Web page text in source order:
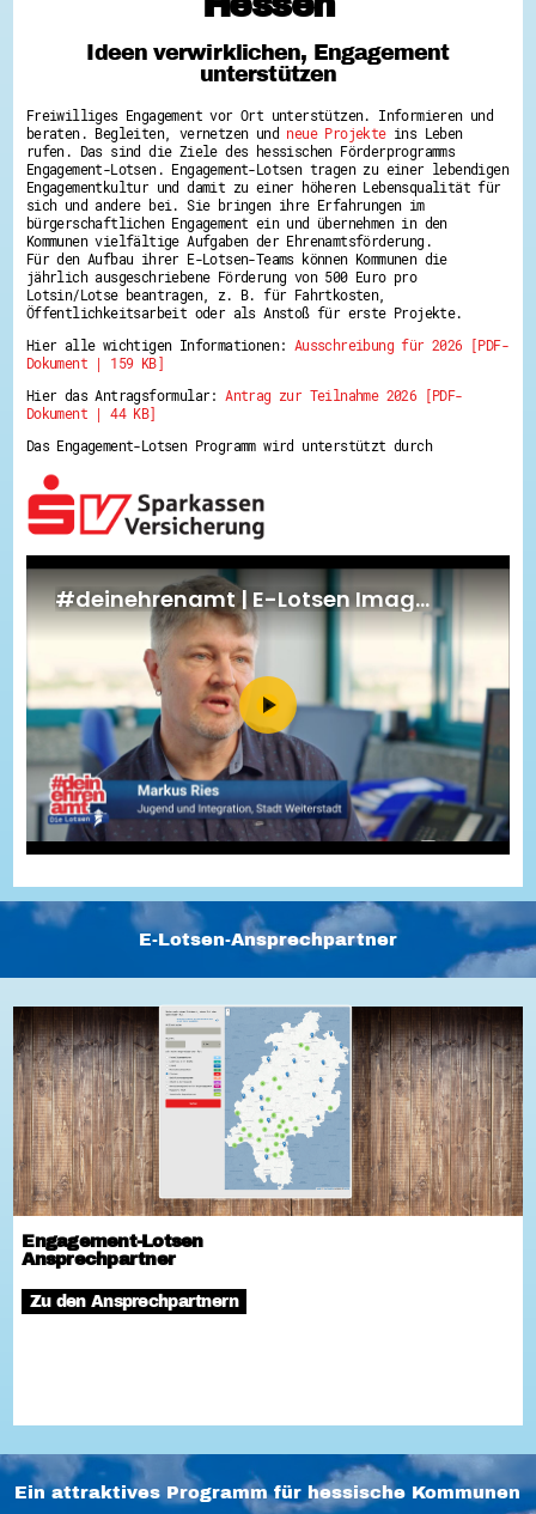
Hessen hilft Ukraine
Zeig uns dein Ehrenamt
Wettbewerb | Trikotwettbewerb
Wettbewerb | 80 Jahre Hessen - Engagement
mit Herz
8 Vereine x 80 Jahre x 1.000 €
Ausgezeichnete Projekte
Menschen des Respekts
SHARE IT: Teile deine Infos!
Gestalte dein Ehrenamt
Ehrenamts-Card Hessen
Engagement-Lotsen
Crowdfunding - Viele schaffen mehr
Ehrentag
Hessen engagiert - Digitale Themenabende
Kompetenznachweis Hessen
Service-Learning
Mach dich schlau
GEMA-Pakt
Di@-Lotsen in Hessen
Energiepreiskrise und Ehrenamt
Flüchtlingshilfe + Integration
Generationsübergreifend aktiv
Patenschaftsprojekte
Qualifizierung & Fortbildung
Stiftungen
Vereine, Spenden, Steuern - Gut zu Wissen
Versicherungsschutz
Wissenswertes rund um dein Ehrenamt
Zahlen, Daten, Fakten aus Hessen
Service
Suche
Downloads
Kontakt
Impressum
Barriere melden
Ideen verwirklichen, Engagement
unterstützen
Freiwilliges Engagement vor Ort unterstützen. Informieren und
beraten. Begleiten, vernetzen und neue Projekteins Leben
rufen. Das sind die Ziele des hessischen Förderprogramms
Engagement-Lotsen. Engagement-Lotsen tragen zu einer lebendigen
Engagementkultur und damit zu einer höheren Lebensqualität für
sich und andere bei. Sie bringen ihre Erfahrungen im
bürgerschaftlichen Engagement ein und übernehmen in den
Kommunen vielfältige Aufgaben der Ehrenamtsförderung.
Für den Aufbau ihrer E-Lotsen-Teams können Kommunen die
jährlich ausgeschriebene Förderung von 500 Euro pro
Lotsin/Lotse beantragen, z. B. für Fahrtkosten,
Öffentlichkeitsarbeit oder als Anstoß für erste Projekte.
Hier alle wichtigen Informationen: Ausschreibung für 2026 [PDF-
Dokument | 159 KB]
Hier das Antragsformular:Antrag zur Teilnahme 2026 [PDF-
Dokument | 44 KB]
Das Engagement-Lotsen Programm wird unterstützt durch
E-Lotsen-Ansprechpartner
Engagement-Lotsen
Ansprechpartner
Zu den Ansprechpartnern
Ein attraktives Programm für hessische Kommunen